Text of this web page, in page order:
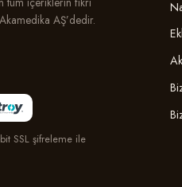
AŞ’dedir.
SSL şifreleme ile